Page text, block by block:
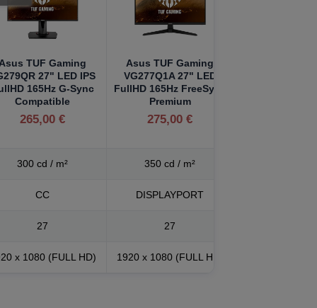
TUF Gaming
27" LED IPS
165Hz G-Sync
Compatible
265,00 €
Asus TUF Gaming
VG277Q1A 27" LED
FullHD 165Hz FreeSync
Premium
275,00 €
300 cd / m² 350 cd / m²
CC DISPLAYPORT
27 27
x 1080 (FULL HD) 1920 x 1080 (FULL HD)